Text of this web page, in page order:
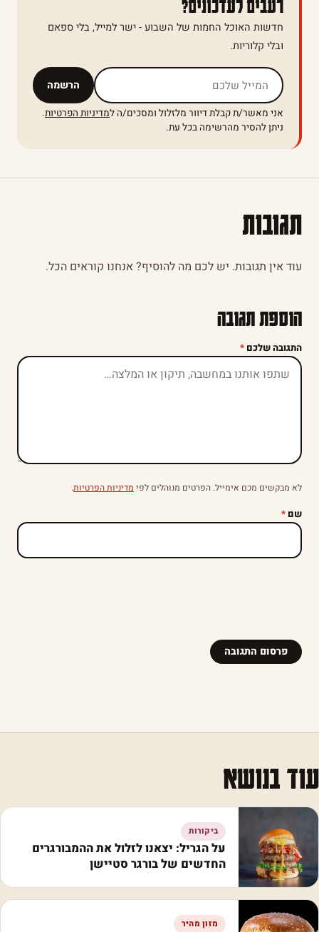
רעבים לעדכונים?
חדשות האוכל החמות של השבוע - ישר למייל, בלי ספאם
ובלי קלוריות.
הרשמה אל תמלאו שדה זה
אני מאשר/ת קבלת דיוור מלזלול ומסכים/ה למדיניות הפרטיות.
ניתן להסיר מהרשימה בכל עת.
תגובות
עוד אין תגובות. יש לכם מה להוסיף? אנחנו קוראים הכל.
הוספת תגובה
התגובה שלכם *
לא מבקשים מכם אימייל. הפרטים מנוהלים לפי מדיניות הפרטיות.
שם *
עוד בנושא
ביקורות
על הגריל: יצאנו לזלול את ההמבורגרים
החדשים של בורגר סטיישן
מזון מהיר